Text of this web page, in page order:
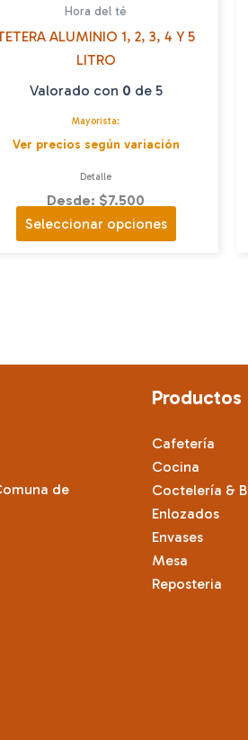
Hora del té
ALUMINIO 1, 2, 3, 4 Y 5
LITRO
Valorado con 0 de 5
Mayorista:
Ver precios según variación
Detalle
Desde: $7.500
Seleccionar opciones
producto
opciones
se
pueden
elegir
de
Productos
Cafetería
Cocina
Coctelería &
Enlozados
Envases
Mesa
Reposteria